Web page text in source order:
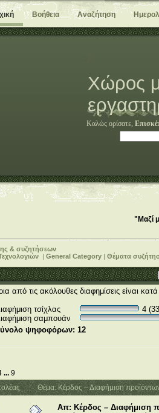
Βοήθεια Αναζήτηση
Χώρος
Καλώς ορίσατε,
"Μαζί
& συζητήσεων
|General Category |Θέματα
από τις ακόλουθες διαφημίσεις είναι
τσίχλας
4
σαμπουάν
ψηφοφόρων: 12
... 9
Θέμα: Κέρδος – Διαφήμιση
Απ: Κέρδος – Διαφήμιση